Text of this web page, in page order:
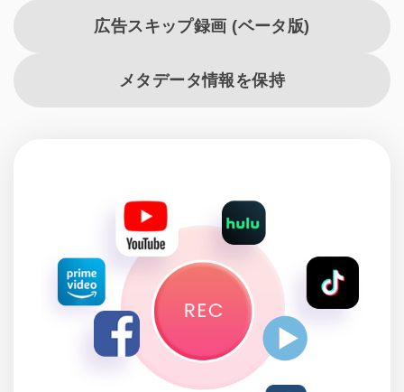
広告スキップ録画 (ベータ版)
メタデータ情報を保持